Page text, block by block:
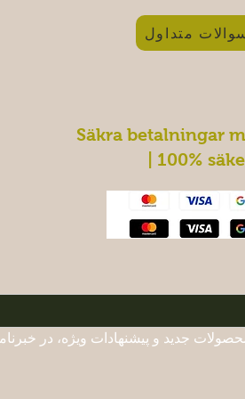
متداول
Säkra betalningar
| 100%